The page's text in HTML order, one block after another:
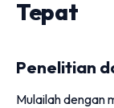
Tepat
Penelitian
Mulailah dengan